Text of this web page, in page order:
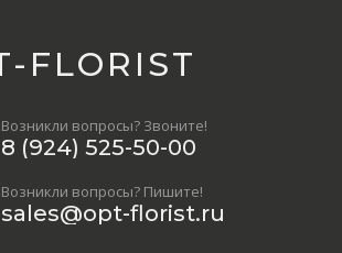
FLORIST
Возникли вопросы? Звоните!
8 (924) 525-50-00
Возникли вопросы? Пишите!
sales@opt-florist.ru